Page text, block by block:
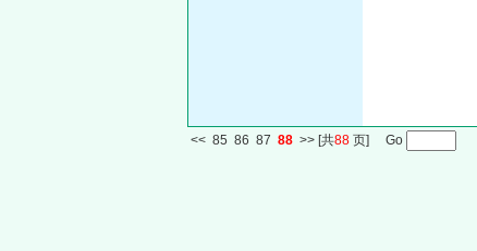
<< 85 86 87 88 >> [共88 页] Go